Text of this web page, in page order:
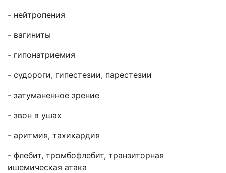
- нейтропения
- вагиниты
- гипонатриемия
- судороги, гипестезии, парестезии
- затуманенное зрение
- звон в ушах
- аритмия, тахикардия
- флебит, тромбофлебит, транзиторная
ишемическая атака